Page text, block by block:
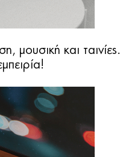
μουσική και ταινίες.